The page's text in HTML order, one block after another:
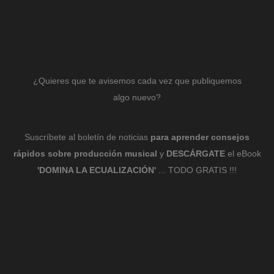
¿Quieres que te avisemos cada vez que publiquemos
algo nuevo?
Suscríbete al boletín de noticias para aprender consejos
rápidos sobre producción musical y DESCÁRGATEel eBook
'DOMINA LA ECUALIZACIÓN' ... TODO GRATIS !!!